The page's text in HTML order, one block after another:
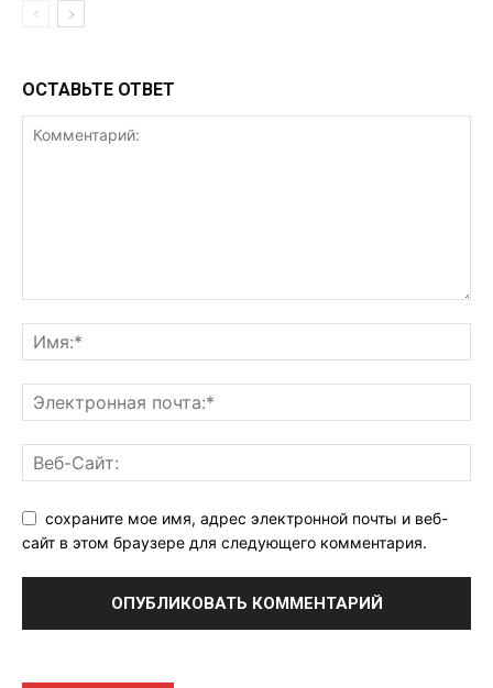
ОСТАВЬТЕ ОТВЕТ
сохраните мое имя, адрес электронной почты и веб-
сайт в этом браузере для следующего комментария.